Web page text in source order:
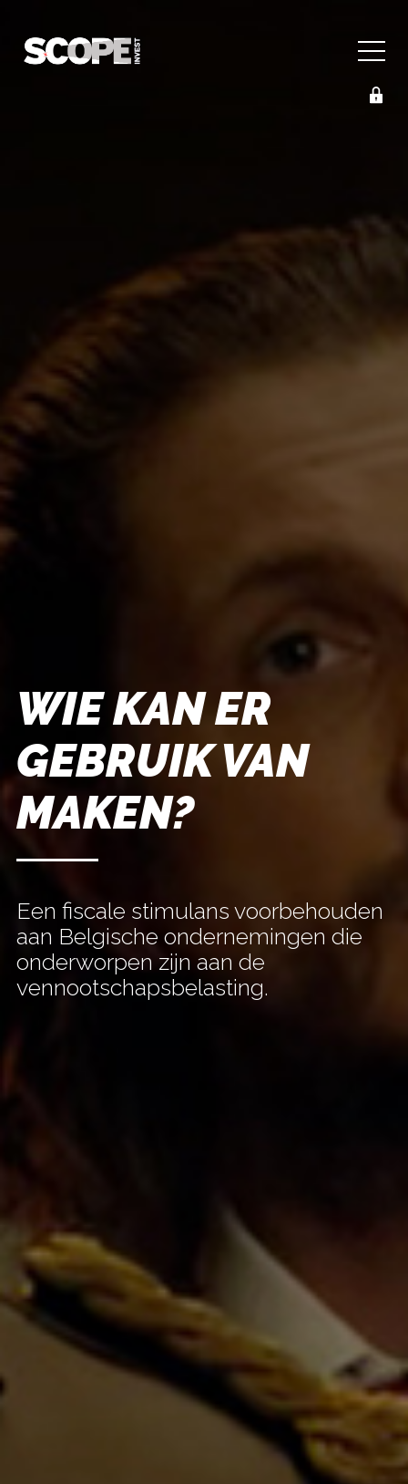
WIE KAN ER
GEBRUIK VAN
MAKEN?
Een fiscale stimulans voorbehouden
aan Belgische ondernemingen die
onderworpen zijn aan de
vennootschapsbelasting.